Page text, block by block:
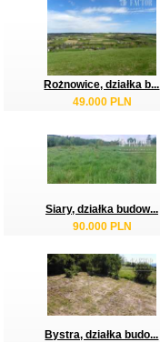
Rożnowice, działka b...
49.000 PLN
Siary, działka budow...
90.000 PLN
Bystra, działka budo...